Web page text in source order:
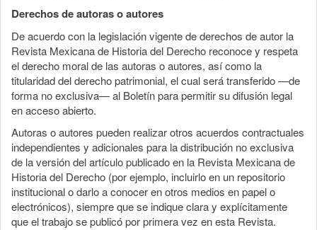
Derechos de autoras o autores
De acuerdo con la legislación vigente de derechos de autor la
Revista Mexicana de Historia del Derecho reconoce y respeta
el derecho moral de las autoras o autores, así como la
titularidad del derecho patrimonial, el cual será transferido —de
forma no exclusiva— al Boletín para permitir su difusión legal
en acceso abierto.
Autoras o autores pueden realizar otros acuerdos contractuales
independientes y adicionales para la distribución no exclusiva
de la versión del artículo publicado en la Revista Mexicana de
Historia del Derecho (por ejemplo, incluirlo en un repositorio
institucional o darlo a conocer en otros medios en papel o
electrónicos), siempre que se indique clara y explícitamente
que el trabajo se publicó por primera vez en esta Revista.